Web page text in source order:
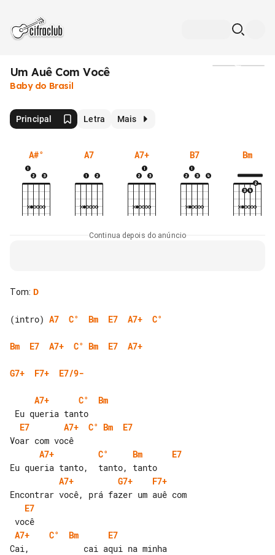
Um Auê Com Você
Baby do Brasil
Principal Letra Mais
A#° A7 A7+ B7 Bm
Continua depois do anúncio
Tom: D
(intro) A7 C° Bm E7 A7+ C°
Bm E7 A7+ C° Bm E7 A7+
G7+ F7+ E7/9-
A7+ C°
Bm
E7
A7+ C° Bm
E7
A7+
C° Bm
E7
A7+
G7+
F7+
E7
A7+
C° Bm
E7